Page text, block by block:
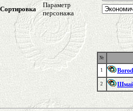
Сортировка
Параметр
персонажа
№
1
2